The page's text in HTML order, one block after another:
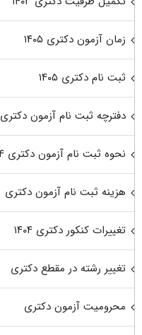
زمان آزمون دکتری ۱۴۰۵
ثبت نام دکتری ۱۴۰۵
دفترچه ثبت نام آزمون دکتری ۱۴۰۴
نحوه ثبت نام آزمون دکتری ۱۴۰۴
هزینه ثبت نام آزمون دکتری
تغییرات کنکور دکتری ۱۴۰۴
تغییر رشته در مقطع دکتری
محرومیت آزمون دکتری